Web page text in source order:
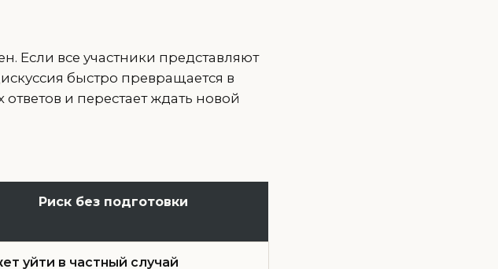
Если все участники представляют
быстро превращается в
и перестает ждать новой
Риск без подготовки
уйти в частный случай